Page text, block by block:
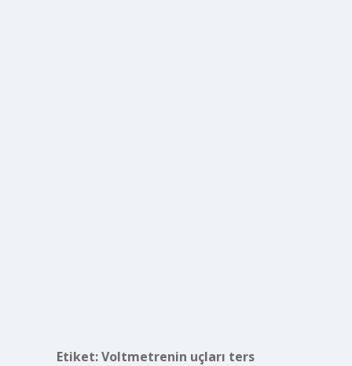
Etiket:Voltmetrenin uçları ters